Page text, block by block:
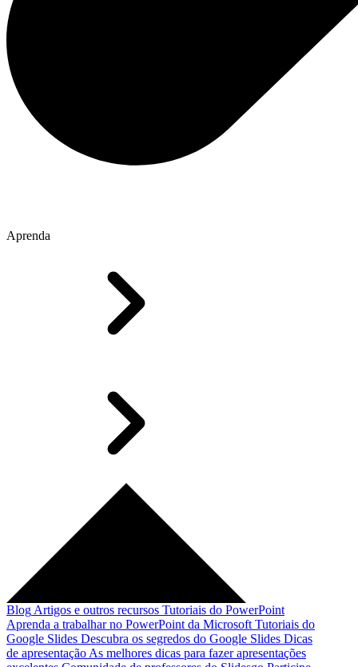
Aprenda
Blog Artigos e outros recursos Tutoriais do PowerPoint
Aprenda a trabalhar no PowerPoint da Microsoft Tutoriais do
Google Slides Descubra os segredos do Google Slides Dicas
de apresentação As melhores dicas para fazer apresentações